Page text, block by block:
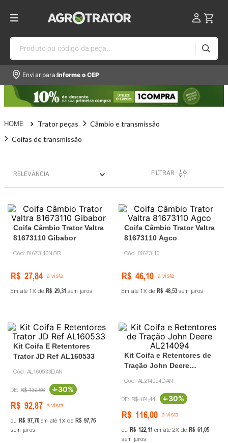
Produto ou código da peça...
Enviar para:Informe o CEP
Trator peças
Câmbio e transmissão
Coifas de transmissão
RELEVÂNCIA FILTRAR
Coifa Câmbio Trator Valtra
81673110 Gibabor
Cód: 81673110NOR
R$ 27,84 à vista
Em até 1 de R$ 2931 sem juros
Coifa Câmbio Trator Valtra
81673110 Agco
Cód: 81673110
R$ 46,10 à vista
Em até 1 de R$ 4853 sem juros
Kit Coifa E Retentores
Trator JD Ref AL160533
Cód: AL160533DAN
R$ 139,66 -30%
R$ 92,87 à vista
ou R$ 9776 em até 1 de R$ 9776
sem juros
Kit Coifa e Retentores de
Tração John Deere
Cód: AL214094DAN
R$ 174,44 -30%
R$ 116,00 à vista
ou R$ 12211 em até 2 de R$ 61 05
sem juros